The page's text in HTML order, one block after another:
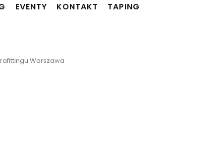
EVENTY KONTAKT TAPING
Warszawa